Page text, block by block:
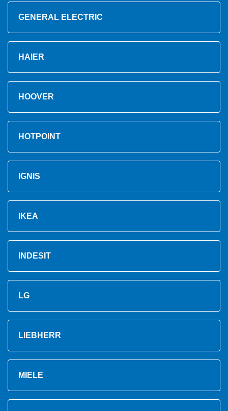
GENERAL ELECTRIC
HAIER
HOOVER
HOTPOINT
IGNIS
IKEA
INDESIT
LG
LIEBHERR
MIELE